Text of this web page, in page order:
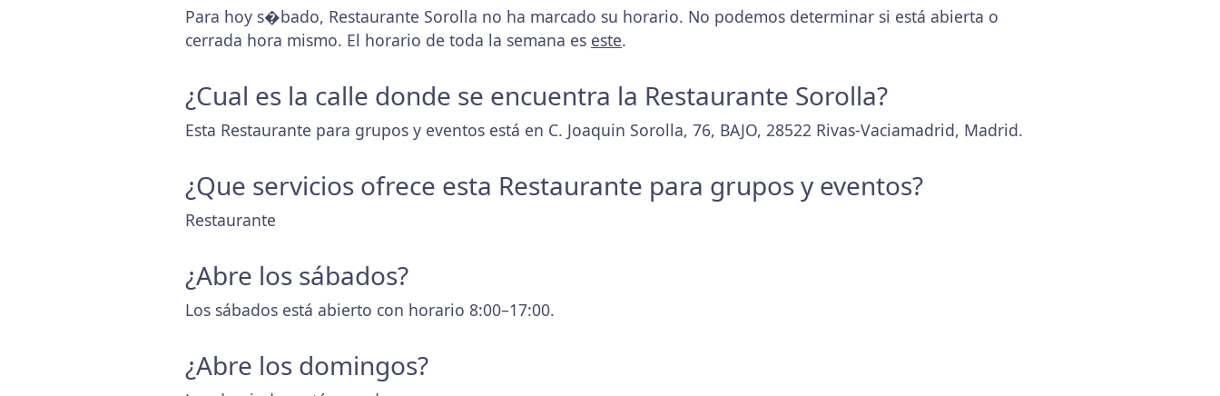
Para hoy s�bado, Restaurante Sorolla no ha marcado su horario. No podemos determinar si está abierta o
cerrada hora mismo. El horario de toda la semana es este.
¿Cual es la calle donde se encuentra la Restaurante Sorolla?
Esta Restaurante para grupos y eventos está en C. Joaquin Sorolla, 76, BAJO, 28522 Rivas-Vaciamadrid, Madrid.
¿Que servicios ofrece esta Restaurante para grupos y eventos?
Restaurante
¿Abre los sábados?
Los sábados está abierto con horario 8:00–17:00.
¿Abre los domingos?